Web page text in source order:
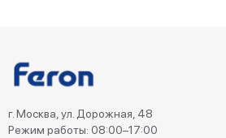
г. Москва, ул. Дорожная, 48
Режим работы: 08:00–17:00